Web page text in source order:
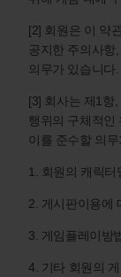
[2] 회원은 이 약
공지한 주의사항
의무가 있습니다.
[3] 회사는 제1항
행위의 구체적인
이를 준수할 의무
1. 회원의 캐릭
2. 게시판이용에
3. 게임플레이방
4. 기타 회원의